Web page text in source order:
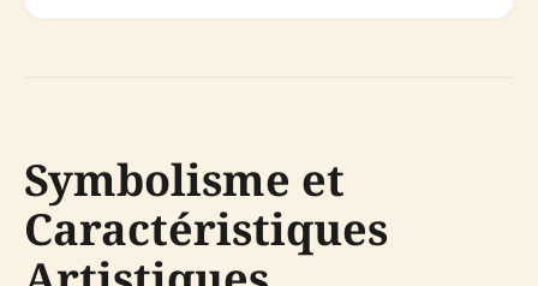
Symbolisme et
Caractéristiques